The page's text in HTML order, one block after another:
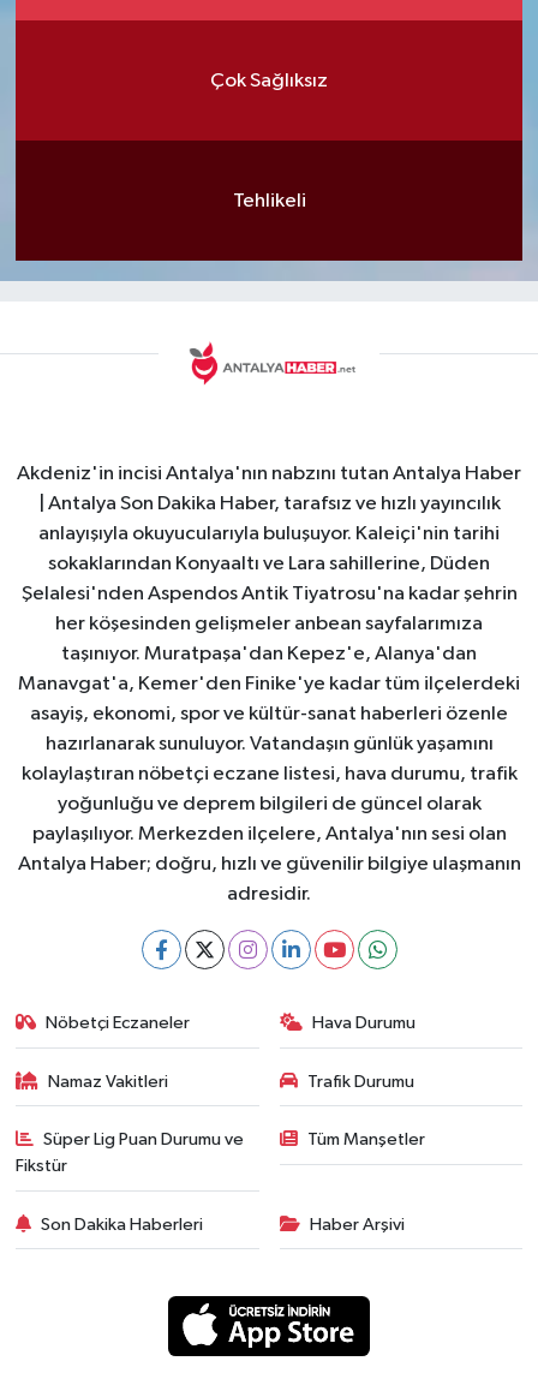
Çok Sağlıksız
Tehlikeli
Akdeniz'in incisi Antalya'nın nabzını tutan Antalya Haber
| Antalya Son Dakika Haber, tarafsız ve hızlı yayıncılık
anlayışıyla okuyucularıyla buluşuyor. Kaleiçi'nin tarihi
sokaklarından Konyaaltı ve Lara sahillerine, Düden
Şelalesi'nden Aspendos Antik Tiyatrosu'na kadar şehrin
her köşesinden gelişmeler anbean sayfalarımıza
taşınıyor. Muratpaşa'dan Kepez'e, Alanya'dan
Manavgat'a, Kemer'den Finike'ye kadar tüm ilçelerdeki
asayiş, ekonomi, spor ve kültür-sanat haberleri özenle
hazırlanarak sunuluyor. Vatandaşın günlük yaşamını
kolaylaştıran nöbetçi eczane listesi, hava durumu, trafik
yoğunluğu ve deprem bilgileri de güncel olarak
paylaşılıyor. Merkezden ilçelere, Antalya'nın sesi olan
Antalya Haber; doğru, hızlı ve güvenilir bilgiye ulaşmanın
adresidir.
Nöbetçi Eczaneler Hava Durumu
Namaz Vakitleri Trafik Durumu
Süper Lig Puan Durumu ve
Fikstür
Tüm Manşetler
Son Dakika Haberleri Haber Arşivi